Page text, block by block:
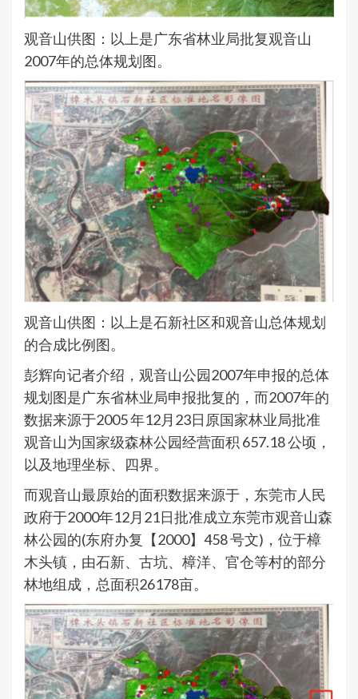
观音山供图：以上是广东省林业局批复观音山
2007年的总体规划图。
观音山供图：以上是石新社区和观音山总体规划
的合成比例图。
彭辉向记者介绍，观音山公园2007年申报的总体
规划图是广东省林业局申报批复的，而2007年的
数据来源于2005 年12月23日原国家林业局批准
观音山为国家级森林公园经营面积 657.18 公顷，
以及地理坐标、四界。
而观音山最原始的面积数据来源于，东莞市人民
政府于2000年12月21日批准成立东莞市观音山森
林公园的(东府办复【2000】458 号文)，位于樟
木头镇，由石新、古坑、樟洋、官仓等村的部分
林地组成，总面积26178亩。